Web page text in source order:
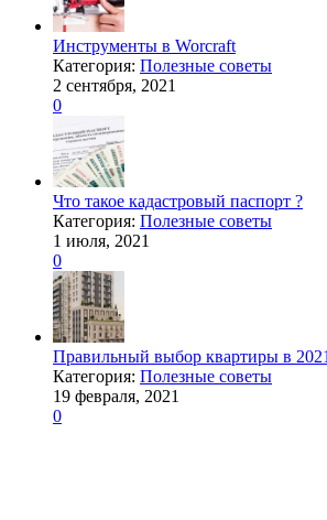
Инструменты в Worcraft
Категория: Полезные советы
2 сентября, 2021
0
Что такое кадастровый паспорт ?
Категория: Полезные советы
1 июля, 2021
0
Правильный выбор квартиры в
Категория: Полезные советы
19 февраля, 2021
0